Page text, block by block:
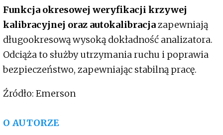
Funkcja okresowej weryfikacji krzywej
kalibracyjnej oraz autokalibracjazapewniają
długookresową wysoką dokładność analizatora.
Odciąża to służby utrzymania ruchu i poprawia
bezpieczeństwo, zapewniając stabilną pracę.
Źródło: Emerson
O AUTORZE